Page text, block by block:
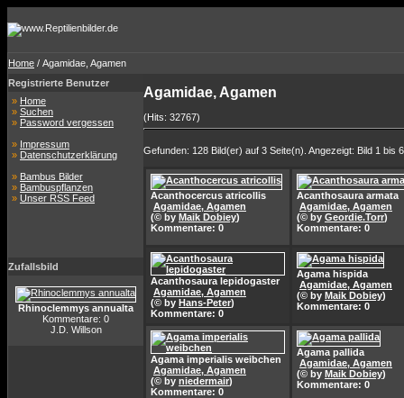
Home / Agamidae, Agamen
Registrierte Benutzer
» Home
» Suchen
» Password vergessen
» Impressum
» Datenschutzerklärung
» Bambus Bilder
» Bambuspflanzen
» Unser RSS Feed
Zufallsbild
Rhinoclemmys annualta
Kommentare: 0
J.D. Willson
Agamidae, Agamen
(Hits: 32767)
Gefunden: 128 Bild(er) auf 3 Seite(n). Angezeigt: Bild 1 bis
Acanthocercus atricollis
Agamidae, Agamen
(© by Maik Dobiey)
Kommentare: 0
Acanthosaura armata
Agamidae, Agamen
(© by Geordie.Torr)
Kommentare: 0
Acanthosaura lepidogaster
Agamidae, Agamen
(© by Hans-Peter)
Kommentare: 0
Agama hispida
Agamidae, Agamen
(© by Maik Dobiey)
Kommentare: 0
Agama imperialis weibchen
Agamidae, Agamen
(© by niedermair)
Kommentare: 0
Agama pallida
Agamidae, Agamen
(© by Maik Dobiey)
Kommentare: 0